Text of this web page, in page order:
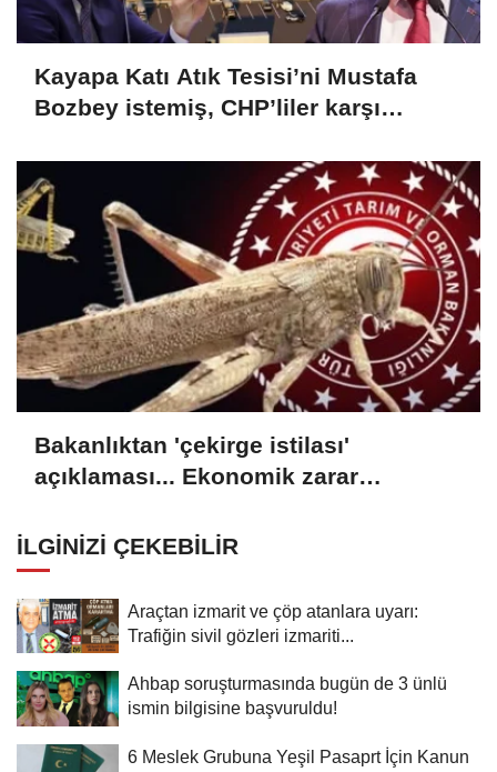
Kayapa Katı Atık Tesisi’ni Mustafa
Bozbey istemiş, CHP’liler karşı
Bakanlıktan 'çekirge istilası'
açıklaması... Ekonomik zarar
İLGINIZI ÇEKEBILIR
Araçtan izmarit ve çöp atanlara uyarı:
Trafiğin sivil gözleri izmariti...
Ahbap soruşturmasında bugün de 3 ünlü
ismin bilgisine başvuruldu!
6 Meslek Grubuna Yeşil Pasaprt İçin Kanun